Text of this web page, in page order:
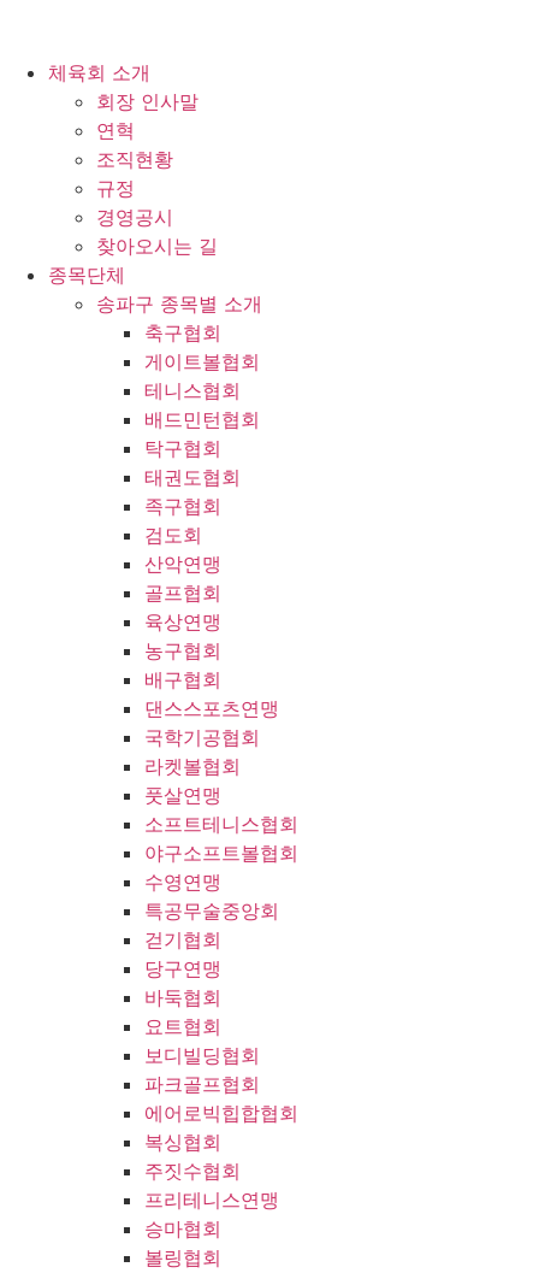
체육회 소개
회장 인사말
연혁
조직현황
규정
경영공시
찾아오시는 길
종목단체
송파구 종목별 소개
축구협회
게이트볼협회
테니스협회
배드민턴협회
탁구협회
태권도협회
족구협회
검도회
산악연맹
골프협회
육상연맹
농구협회
배구협회
댄스스포츠연맹
국학기공협회
라켓볼협회
풋살연맹
소프트테니스협회
야구소프트볼협회
수영연맹
특공무술중앙회
걷기협회
당구연맹
바둑협회
요트협회
보디빌딩협회
파크골프협회
에어로빅힙합협회
복싱협회
주짓수협회
프리테니스연맹
승마협회
볼링협회